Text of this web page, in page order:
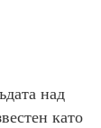
над
като